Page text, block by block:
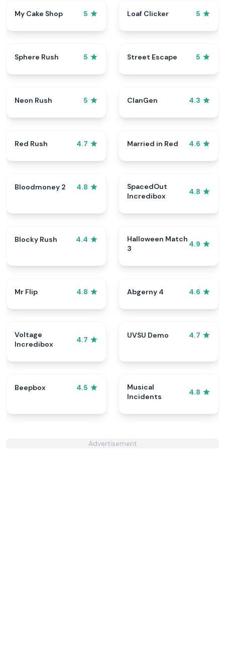
My Cake Shop 5 Loaf Clicker 5
Sphere Rush 5 Street Escape 5
Neon Rush 5 ClanGen 4.3
Red Rush 4.7 Married in Red 4.6
Bloodmoney 2 4.8
SpacedOut
Incredibox
4.8
Blocky Rush 4.4
Halloween Match
3
4.9
Mr Flip 4.8 Abgerny 4 4.6
Voltage
Incredibox
4.7
UVSU Demo 4.7
Beepbox 4.5
Musical
Incidents
4.8
Advertisement